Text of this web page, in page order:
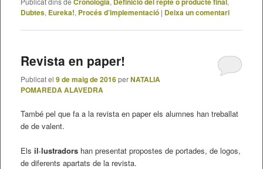
Dubtes, Eureka!, Procés d’implementació | Deixa un comentari
Revista en paper!
Publicat el 9 de maig de 2016perNATALIA
POMAREDA ALAVEDRA
També pel que fa a la revista en paper els alumnes han treballat
de de valent.
Els il·lustradorshan presentat propostes de portades, de logos,
de diferents apartats de la revista.